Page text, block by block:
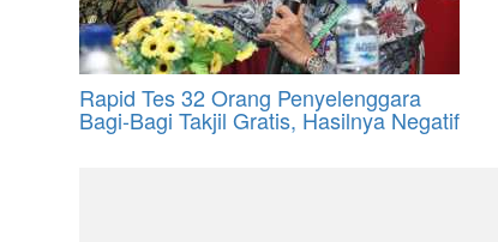
Rapid Tes 32 Orang Penyelenggara
Bagi-Bagi Takjil Gratis, Hasilnya Negatif